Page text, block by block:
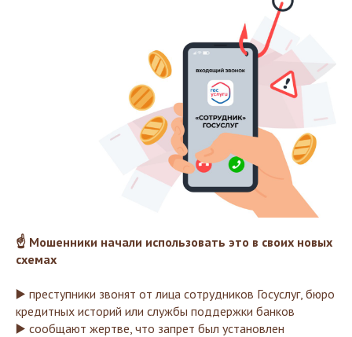
☝️ Мошенники начали использовать это в своих новых
схемах
▶️ преступники звонят от лица сотрудников Госуслуг, бюро
кредитных историй или службы поддержки банков
▶️ сообщают жертве, что запрет был установлен